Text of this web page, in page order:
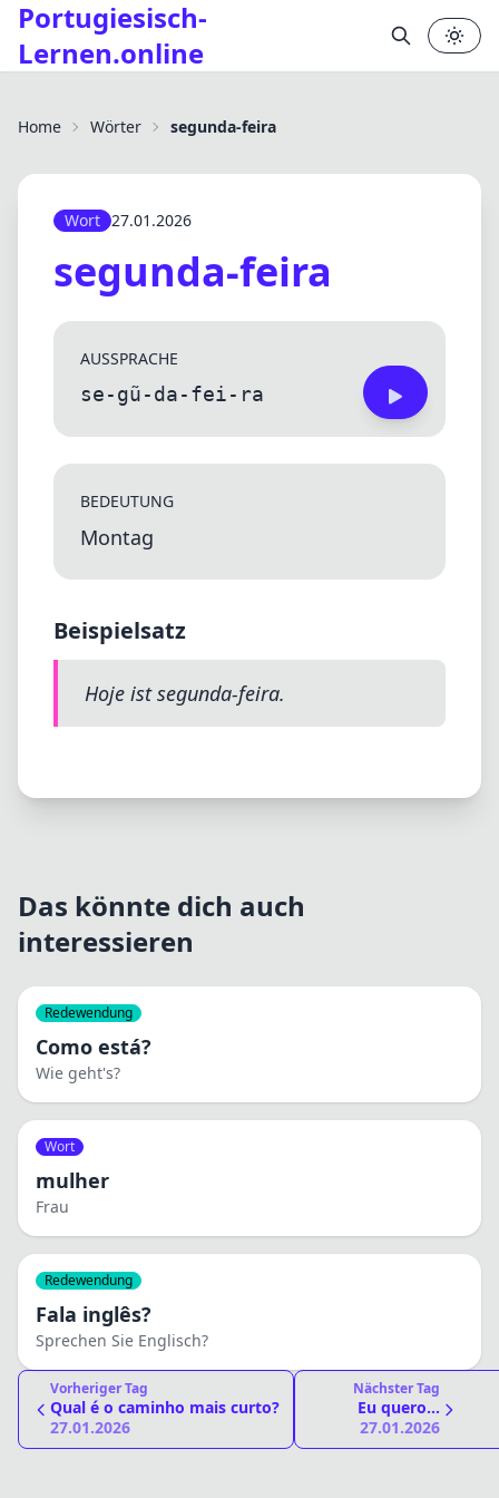
Portugiesisch-
Lernen.online
Home Wörter segunda-feira
Wort 27.01.2026
segunda-feira
AUSSPRACHE
se-gũ-da-fei-ra
BEDEUTUNG
Montag
Beispielsatz
Hoje ist segunda-feira.
Das könnte dich auch
interessieren
Redewendung
Como está?
Wie geht's?
Wort
mulher
Frau
Redewendung
Fala inglês?
Sprechen Sie Englisch?
Vorheriger Tag
Qual é o caminho mais curto?
27.01.2026
Nächster Tag
Eu quero...
27.01.2026